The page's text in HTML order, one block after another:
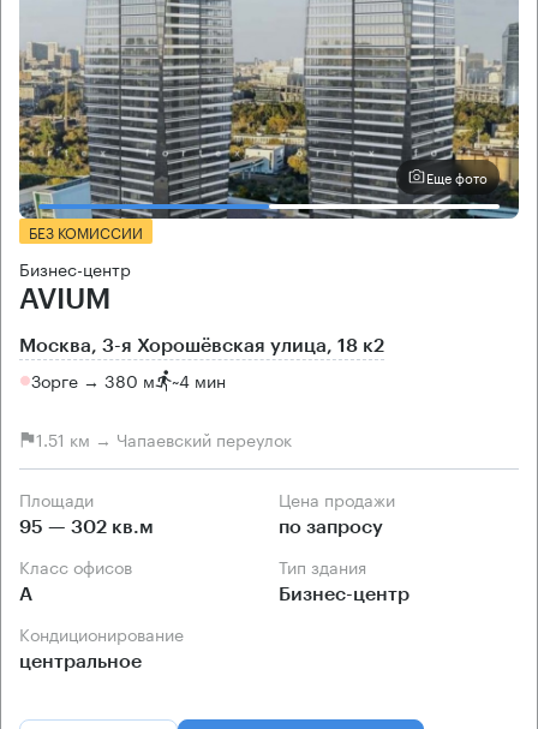
Еще фото
БЕЗ КОМИССИИ
Бизнес-центр
AVIUM
Москва, 3-я Хорошёвская улица, 18 к2
Зорге → 380 м ~4 мин
1.51 км → Чапаевский переулок
Площади
95 — 302 кв.м
Цена продажи
по запросу
Класс офисов
А
Тип здания
Бизнес-центр
Кондиционирование
центральное